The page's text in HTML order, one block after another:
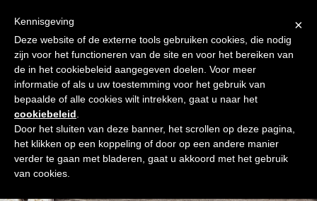
content
Afrekenen
Winkelmand Shop
Open
mobile
menu
Close
mobile
menu
Shop
×
Kennisgeving
Deze website of de externe tools gebruiken cookies, die nodig
zijn voor het functioneren van de site en voor het bereiken van
de in het cookiebeleid aangegeven doelen. Voor meer
informatie of als u uw toestemming voor het gebruik van
bepaalde of alle cookies wilt intrekken, gaat u naar het
cookiebeleid
Door het sluiten van deze banner, het scrollen op deze pagina,
het klikken op een koppeling of door op een andere manier
verder te gaan met bladeren, gaat u akkoord met het gebruik
van cookies.